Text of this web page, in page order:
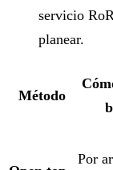
servicio
planear.
Método
Por